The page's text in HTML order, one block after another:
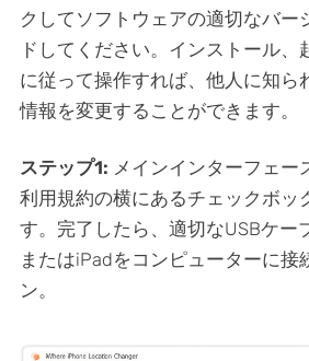
クしてソフトウェアの適切なバー
ドしてください。インストール、
に従って操作すれば、他人に知ら
情報を変更することができます。
ステップ1: メインインターフェー
利用規約の横にあるチェックボッ
す。完了したら、適切なUSBケー
またはiPadをコンピューターに接
ン。